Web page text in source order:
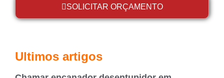
SOLICITAR ORÇAMENTO
Ultimos artigos